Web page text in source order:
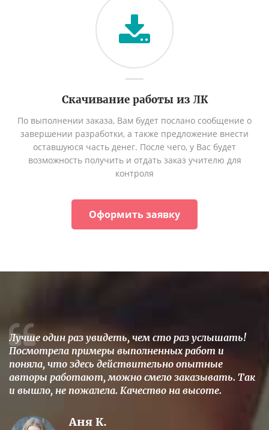
Скачивание работы из ЛК
По выполнении заказа, Вам будет послано сообщение о
завершении разработки, а также предложение внести
оставшуюся часть денег. После чего, у Вас будет
возможность получить и отдать заказ учителю для
контроля
Оформить заявку
Лучше один раз увидеть, чем сто раз услышать!
Посмотрела примеры выполненных работ и
поняла, что здесь действительно опытные
авторы работают, можно смело заказывать. Так
и вышло, не пожалела. Качество на высоте.
Аня К.